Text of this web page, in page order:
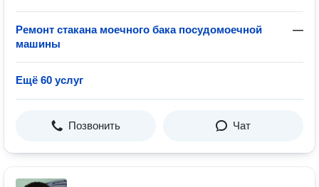
Ремонт стакана моечного бака посудомоечной
машины
—
Ещё 60 услуг
Позвонить Чат